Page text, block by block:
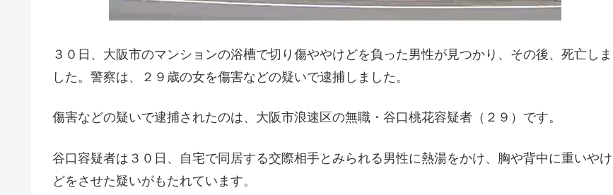
３０日、大阪市のマンションの浴槽で切り傷ややけどを負った男性が見つかり、その後、死亡しま
した。警察は、２９歳の女を傷害などの疑いで逮捕しました。
傷害などの疑いで逮捕されたのは、大阪市浪速区の無職・谷口桃花容疑者（２９）です。
谷口容疑者は３０日、自宅で同居する交際相手とみられる男性に熱湯をかけ、胸や背中に重いやけ
どをさせた疑いがもたれています。